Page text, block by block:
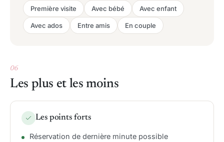
Première visite Avec bébé Avec enfant
Avec ados Entre amis En couple
06
Les plus et les moins
Les points forts
Réservation de dernière minute possible